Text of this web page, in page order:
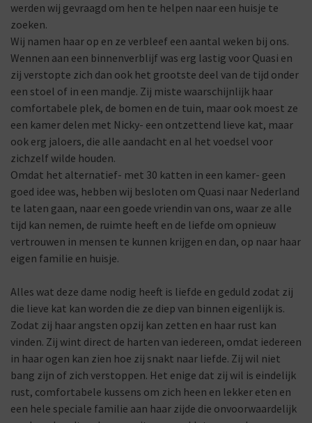
werden wij gevraagd om hen te helpen naar een huisje te
zoeken.
Wij namen haar op en ze verbleef een aantal weken bij ons.
Wennen aan een binnenverblijf was erg lastig voor Quasi en
zij verstopte zich dan ook het grootste deel van de tijd onder
een stoel of in een mandje. Zij miste waarschijnlijk haar
comfortabele plek, de bomen en de tuin, maar ook moest ze
een kamer delen met Nicky- een ontzettend lieve kat, maar
ook erg jaloers, die alle aandacht en al het voedsel voor
zichzelf wilde houden.
Omdat het alternatief- met 30 katten in een kamer- geen
goed idee was, hebben wij besloten om Quasi naar Nederland
te laten gaan, naar een goede vriendin van ons, waar ze alle
tijd kan nemen, de ruimte heeft en de liefde om opnieuw
vertrouwen in mensen te kunnen krijgen en dan, op naar haar
eigen familie en huisje.
Alles wat deze dame nodig heeft is liefde en geduld zodat zij
die lieve kat kan worden die ze diep van binnen eigenlijk is.
Zodat zij haar angsten opzij kan zetten en haar rust kan
vinden. Zij wint direct de harten van iedereen, omdat iedereen
in haar ogen kan zien hoe zij snakt naar liefde. Zij wil niet
bang zijn of zich verstoppen. Het enige dat zij wil is eindelijk
rust, comfortabele kussens om zich heen en lekker eten en
een hele speciale familie aan haar zijde die onvoorwaardelijk